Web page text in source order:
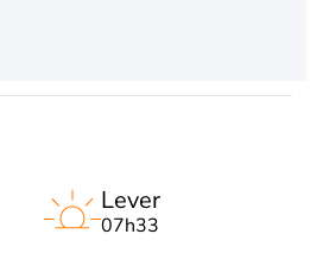
Lever
07h33